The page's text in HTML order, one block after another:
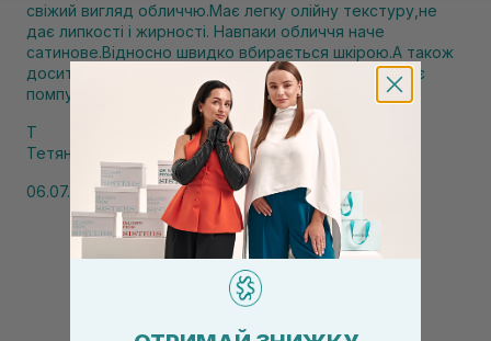
свіжий вигляд обличчю.Має легку олійну текстуру,не
дає липкості і жирності. Навпаки обличчя наче
сатинове.Відносно швидко вбирається шкірою.А також
досить зручний формат пакування. Баночка яка має
помпу-це дуже зручно ! Варто спробувати💫
Т
Тетяна
06.07.2026, 11:51